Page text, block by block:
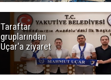
Taraftar
gruplarından
Uçar'a ziyaret